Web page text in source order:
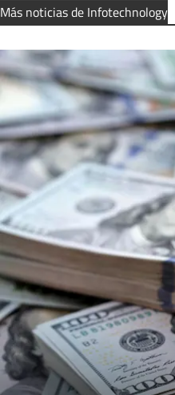
Más noticias de Infotechnology